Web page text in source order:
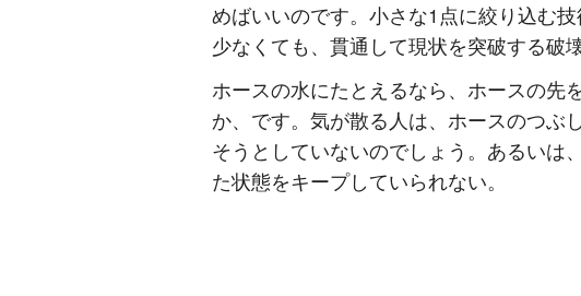
めばいいのです。小さな1点に絞り込む
少なくても、貫通して現状を突破する破
ホースの水にたとえるなら、ホースの先
か、です。気が散る人は、ホースのつぶ
そうとしていないのでしょう。あるいは
た状態をキープしていられない。